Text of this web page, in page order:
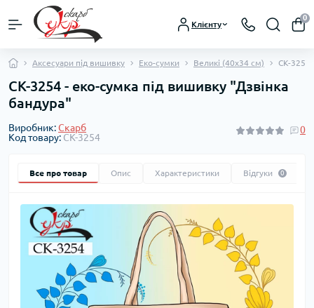
Клієнту
0
Аксесуари під вишивку Еко-сумки Великі (40х34 см) СК-3254
СК-3254 - еко-сумка під вишивку "Дзвінка
бандура"
Виробник:Скарб
Код товару: СК-3254
0
Все про товар Опис Характеристики Відгуки 0